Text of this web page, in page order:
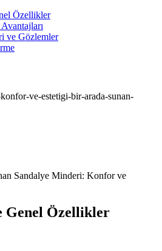
Özellikler
ve Gözlemler
ve-estetigi-bir-arada-sunan-
Sandalye Minderi: Konfor ve
Genel Özellikler